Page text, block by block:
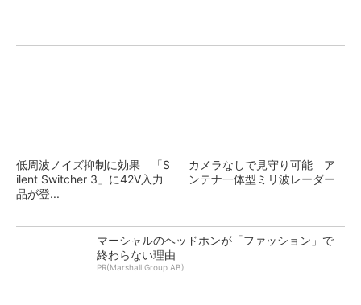
低周波ノイズ抑制に効果 「S
ilent Switcher 3」に42V入力
品が登...
カメラなしで見守り可能 ア
ンテナ一体型ミリ波レーダー
マーシャルのヘッドホンが「ファッション」で
終わらない理由
PR(Marshall Group AB)